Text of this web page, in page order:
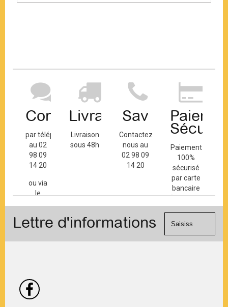
Contact
par téléphone
au 02
98 09
14 20
ou via
le
contact
Livraison
Livraison
sous 48h
Sav
Contactez-
nous au
02 98 09
14 20
Paiement
100%
sécurisé
par carte
bancaire
(Mastercard,
Visa, ...) et
Lettre d'informations